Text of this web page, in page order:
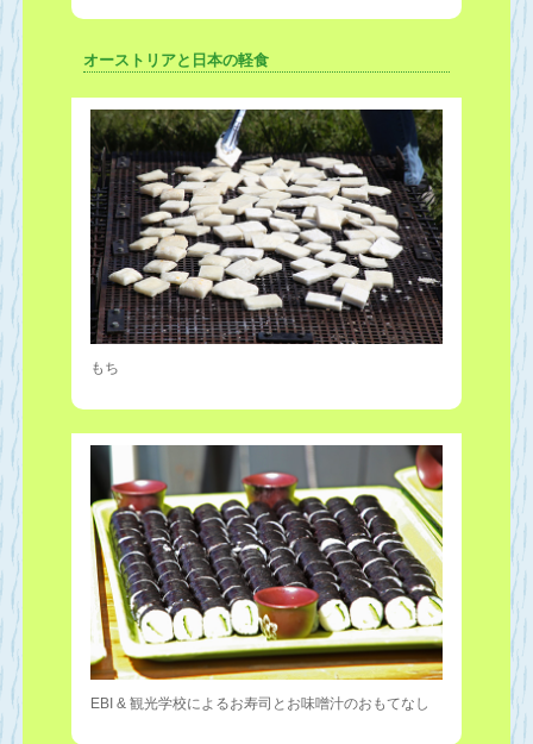
オーストリアと日本の軽食
もち
EBI & 観光学校によるお寿司とお味噌汁のおもてなし